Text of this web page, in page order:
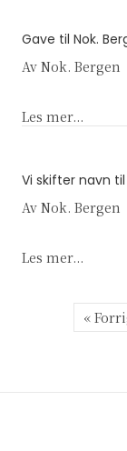
Gave til Nok.
Av Nok. Bergen
Les mer...
Vi skifter navn til
Av Nok. Bergen
Les mer...
«